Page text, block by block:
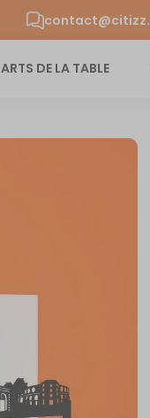
ARTS DE LA TABLE